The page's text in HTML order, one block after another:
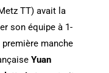
TT) avait la
son équipe à 1-
première manche
Yuan